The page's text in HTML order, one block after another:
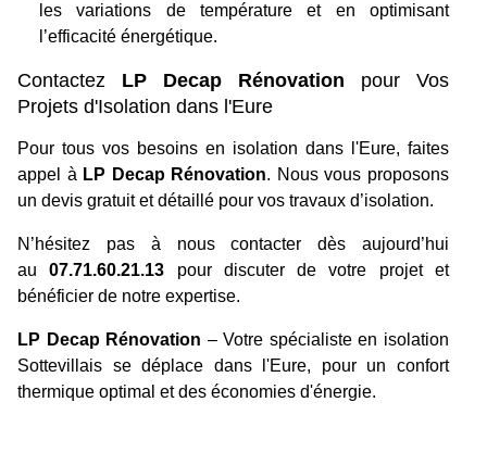
les variations de température et en optimisant
l’efficacité énergétique.
Contactez LP Decap Rénovation pour Vos
Projets d'Isolation dans l'Eure
Pour tous vos besoins en isolation dans l'Eure, faites
appel à LP Decap Rénovation. Nous vous proposons
un devis gratuit et détaillé pour vos travaux d’isolation.
N’hésitez pas à nous contacter dès aujourd’hui
au07.71.60.21.13 pour discuter de votre projet et
bénéficier de notre expertise.
LP Decap Rénovation – Votre spécialiste en isolation
Sottevillais se déplace dans l'Eure, pour un confort
thermique optimal et des économies d'énergie.